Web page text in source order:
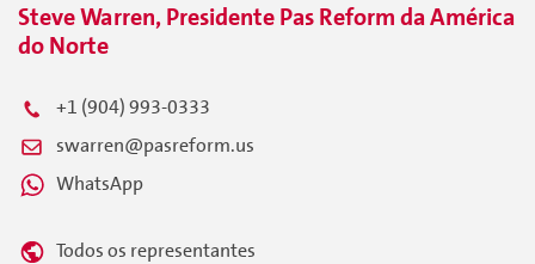
Steve Warren, Presidente Pas Reform da América
do Norte
+1 (904) 993-0333
swarren@pasreform.us
WhatsApp
Todos os representantes